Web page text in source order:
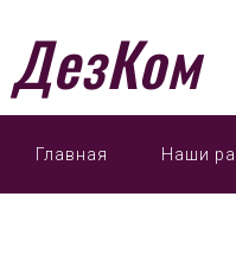
ДезКом
Главная Наши